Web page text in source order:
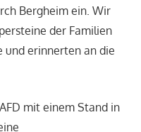
Bergheim ein. Wir
der Familien
und erinnerten an die
mit einem Stand in